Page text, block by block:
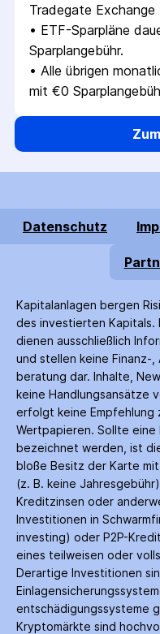
Tradegate
• ETF-Sparpläne
Sparplangebühr.
• Alle übrigen
mit €0
Datenschutz
Kapitalanlagen bergen
des investierten
dienen ausschließlich
und stellen keine
beratung dar. Inhalte,
keine Handlungs­ansätze
erfolgt keine Empfehlung
Wertpapieren. Sollte
bezeichnet werden, ist
bloße Besitz der Karte
(z. B. keine
Kredit­zinsen oder
Investitionen in
investing) oder P2P-
eines teilweisen oder
Derartige Investitionen
entschädigungs­systeme
Kryptomärkte sind